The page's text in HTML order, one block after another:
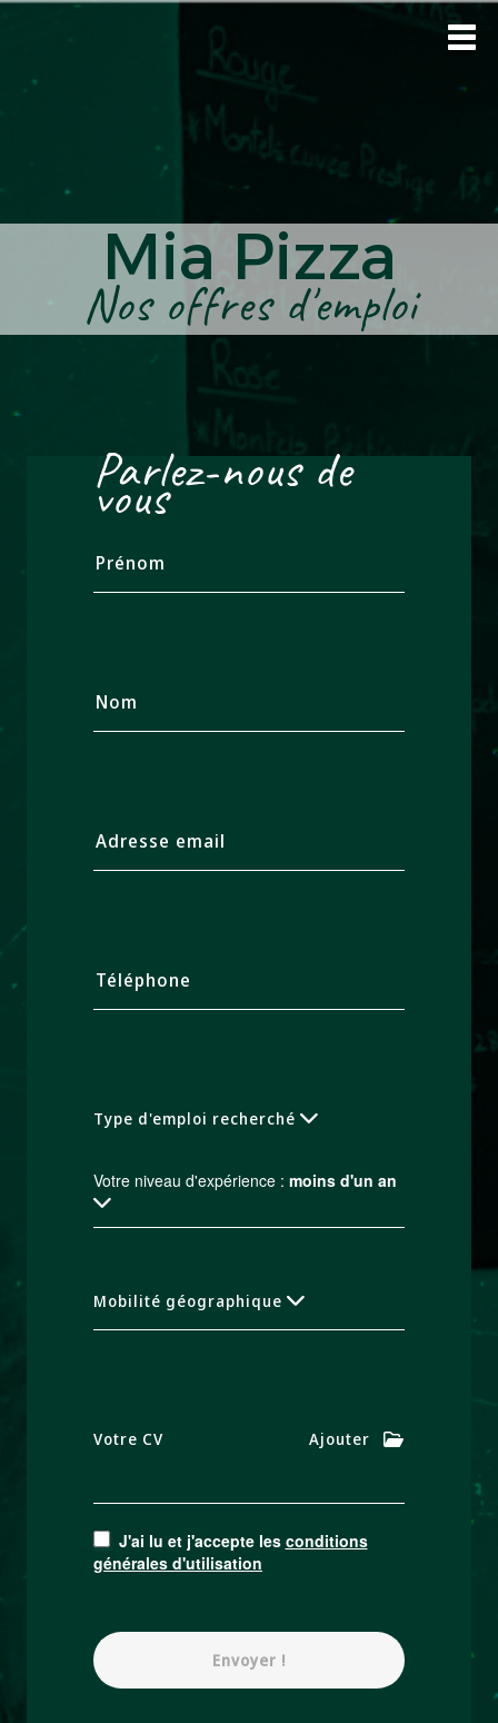
Mia Pizza
Nos offres d'emploi
Parlez-nous de
vous
Type d'emploi recherché
Votre niveau d'expérience : moins d'un an
Mobilité géographique
Votre CV Ajouter
J'ai lu et j'accepte les conditions
générales d'utilisation
Envoyer !